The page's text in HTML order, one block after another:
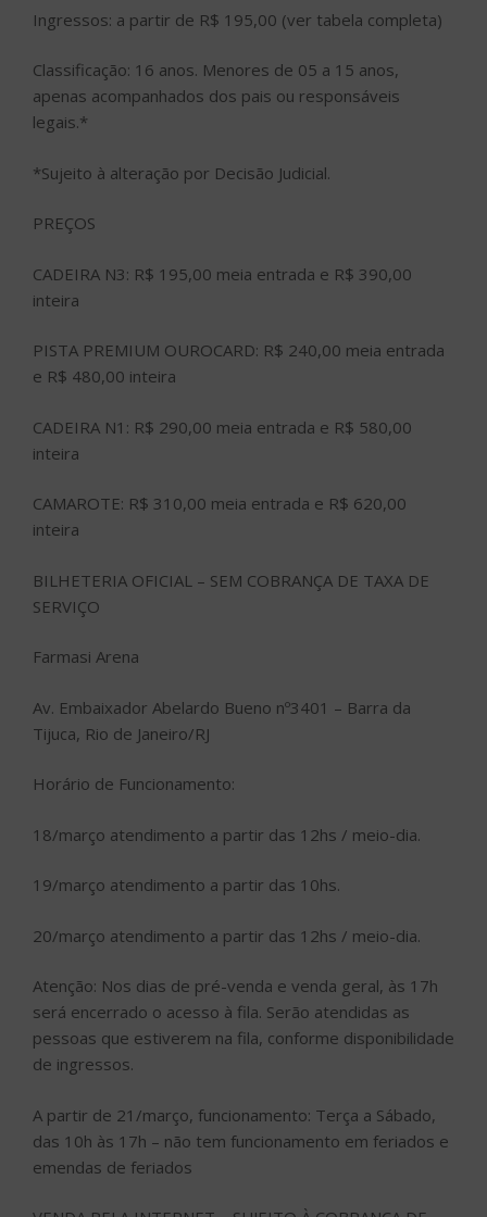
Ingressos: a partir de R$ 195,00 (ver tabela completa)
Classificação: 16 anos. Menores de 05 a 15 anos,
apenas acompanhados dos pais ou responsáveis
legais.*
*Sujeito à alteração por Decisão Judicial.
PREÇOS
CADEIRA N3: R$ 195,00 meia entrada e R$ 390,00
inteira
PISTA PREMIUM OUROCARD: R$ 240,00 meia entrada
e R$ 480,00 inteira
CADEIRA N1: R$ 290,00 meia entrada e R$ 580,00
inteira
CAMAROTE: R$ 310,00 meia entrada e R$ 620,00
inteira
BILHETERIA OFICIAL – SEM COBRANÇA DE TAXA DE
SERVIÇO
Farmasi Arena
Av. Embaixador Abelardo Bueno nº3401 – Barra da
Tijuca, Rio de Janeiro/RJ
Horário de Funcionamento:
18/março atendimento a partir das 12hs / meio-dia.
19/março atendimento a partir das 10hs.
20/março atendimento a partir das 12hs / meio-dia.
Atenção: Nos dias de pré-venda e venda geral, às 17h
será encerrado o acesso à fila. Serão atendidas as
pessoas que estiverem na fila, conforme disponibilidade
de ingressos.
A partir de 21/março, funcionamento: Terça a Sábado,
das 10h às 17h – não tem funcionamento em feriados e
emendas de feriados